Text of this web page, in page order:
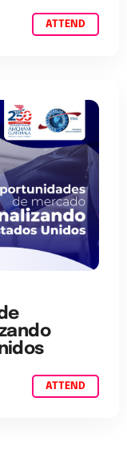
ATTEND
ATTEND